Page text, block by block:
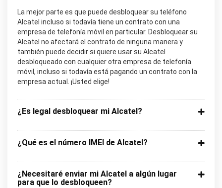
La mejor parte es que puede desbloquear su teléfono
Alcatel incluso si todavía tiene un contrato con una
empresa de telefonía móvil en particular. Desbloquear su
Alcatel no afectará el contrato de ninguna manera y
también puede decidir si quiere usar su Alcatel
desbloqueado con cualquier otra empresa de telefonía
móvil, incluso si todavía está pagando un contrato con la
empresa actual. ¡Usted elige!
¿Es legal desbloquear mi Alcatel?
¿Qué es el número IMEI de Alcatel?
¿Necesitaré enviar mi Alcatel a algún lugar
para que lo desbloqueen?